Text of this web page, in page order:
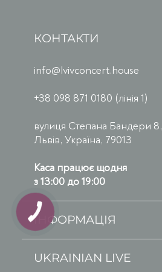
КОНТАКТИ
info@lvivconcert.house
+38 098 871 0180 (лінія 1)
вулиця Степана Бандери 8,
Львів, Україна, 79013
Каса працює щодня
з 13:00 до 19:00
ІНФОРМАЦІЯ
UKRAINIAN LIVE